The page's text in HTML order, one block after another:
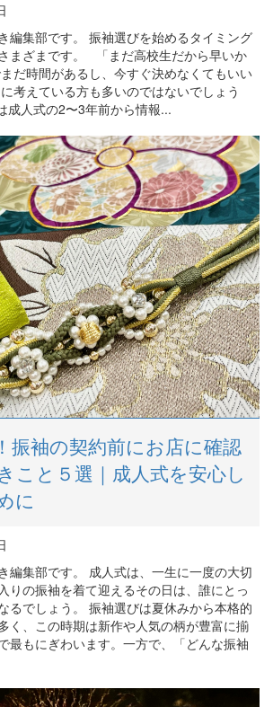
編集部です。 振袖選びを始めるタイミング
まざまです。 「まだ高校生だから早いか
だ時間があるし、今すぐ決めなくてもいい
考えている方も多いのではないでしょう
人式の2〜3年前から情報...
振袖の契約前にお店に確認
こと５選｜成人式を安心し
に
編集部です。 成人式は、一生に一度の大切
りの振袖を着て迎えるその日は、誰にとっ
るでしょう。 振袖選びは夏休みから本格的
く、この時期は新作や人気の柄が豊富に揃
最もにぎわいます。一方で、「どんな振袖